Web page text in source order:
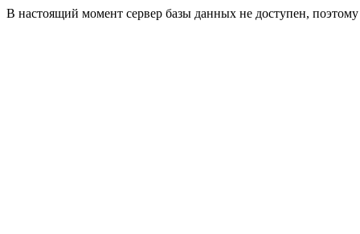
В настоящий момент сервер базы данных не доступен,